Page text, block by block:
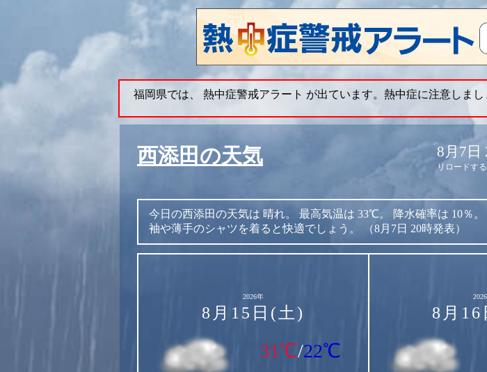
福岡県では、 熱中症警戒アラート が出ています。熱中症に注意しまし
西添田の天気 8月7日
リロードす
今日の西添田の天気は 晴れ。 最高気温は 33℃。 降水確率は 10％。
袖や薄手のシャツを着ると快適でしょう。
（8月7日 20時発表）
2026年
8月15日(土)
31℃/22℃
8月16